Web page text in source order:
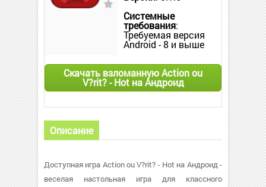
Системные
требования:
Требуемая версия
Android - 8 и выше
Скачать взломанную Action ou
V?rit? - Hot на Андроид
Описание
Доступная игра Action ou V?rit? - Hot на Андроид -
веселая настольная игра для классного